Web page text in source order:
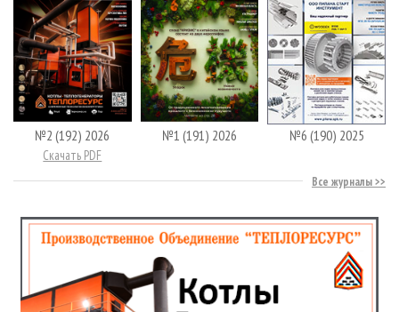
№2 (192) 2026
Скачать PDF
№1 (191) 2026 №6 (190) 2025
Все журналы